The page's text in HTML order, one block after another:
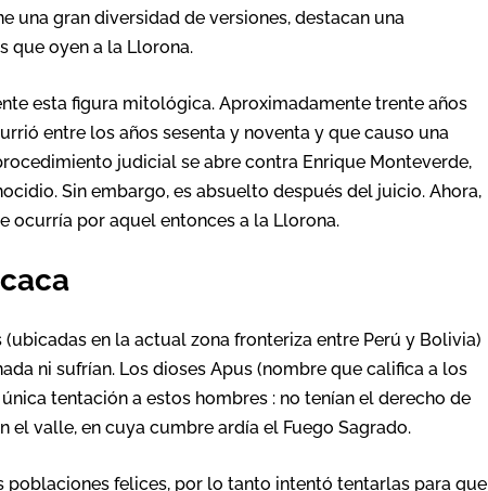
una gran diversidad de versiones, destacan una
que oyen a la Llorona.
esta figura mitológica. Aproximadamente trente años
entre los años sesenta y noventa y que causo una
judicial se abre contra Enrique Monteverde,
Sin embargo, es absuelto después del juicio. Ahora,
ocurría por aquel entonces a la Llorona.
en la actual zona fronteriza entre Perú y Bolivia)
ni sufrían. Los dioses Apus (nombre que califica a los
tentación a estos hombres : no tenían el derecho de
valle, en cuya cumbre ardía el Fuego Sagrado.
felices, por lo tanto intentó tentarlas para que